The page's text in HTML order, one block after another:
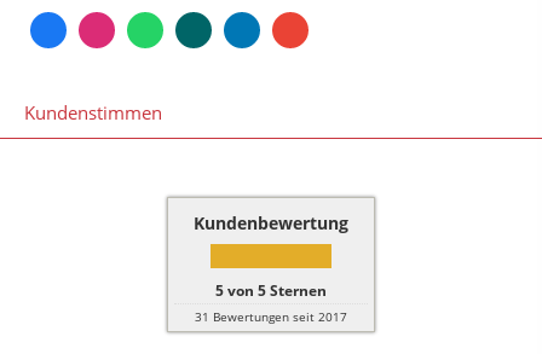
Kundenstimmen
Kundenbewertung
5von 5Sternen
31 Bewertungen seit 2017